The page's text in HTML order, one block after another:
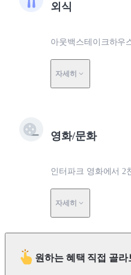
외식
아웃백스테이크하우
자세히
영화/문화
인터파크 영화에서 2
자세히
원하는 혜택 직접 골라